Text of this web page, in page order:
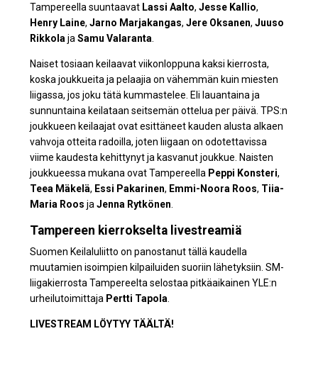
Tampereella suuntaavat Lassi Aalto,Jesse Kallio,
Henry Laine, Jarno Marjakangas,Jere Oksanen,Juuso
Rikkola jaSamu Valaranta
Naiset tosiaan keilaavat viikonloppuna kaksi kierrosta,
koska joukkueita ja pelaajia on vähemmän kuin miesten
liigassa, jos joku tätä kummastelee. Eli lauantaina ja
sunnuntaina keilataan seitsemän ottelua per päivä. TPS:n
joukkueen keilaajat ovat esittäneet kauden alusta alkaen
vahvoja otteita radoilla, joten liigaan on odotettavissa
viime kaudesta kehittynyt ja kasvanut joukkue. Naisten
joukkueessa mukana ovat Tampereella Peppi Konsteri,
Teea Mäkelä, Essi Pakarinen, Emmi-Noora Roos, Tiia-
Maria Roos jaJenna Rytkönen
Tampereen kierrokselta livestreamiä
Suomen Keilaluliitto on panostanut tällä kaudella
muutamien isoimpien kilpailuiden suoriin lähetyksiin. SM-
liigakierrosta Tampereelta selostaa pitkäaikainen YLE:n
urheilutoimittaja Pertti Tapola
LIVESTREAM LÖYTYY TÄÄLTÄ!